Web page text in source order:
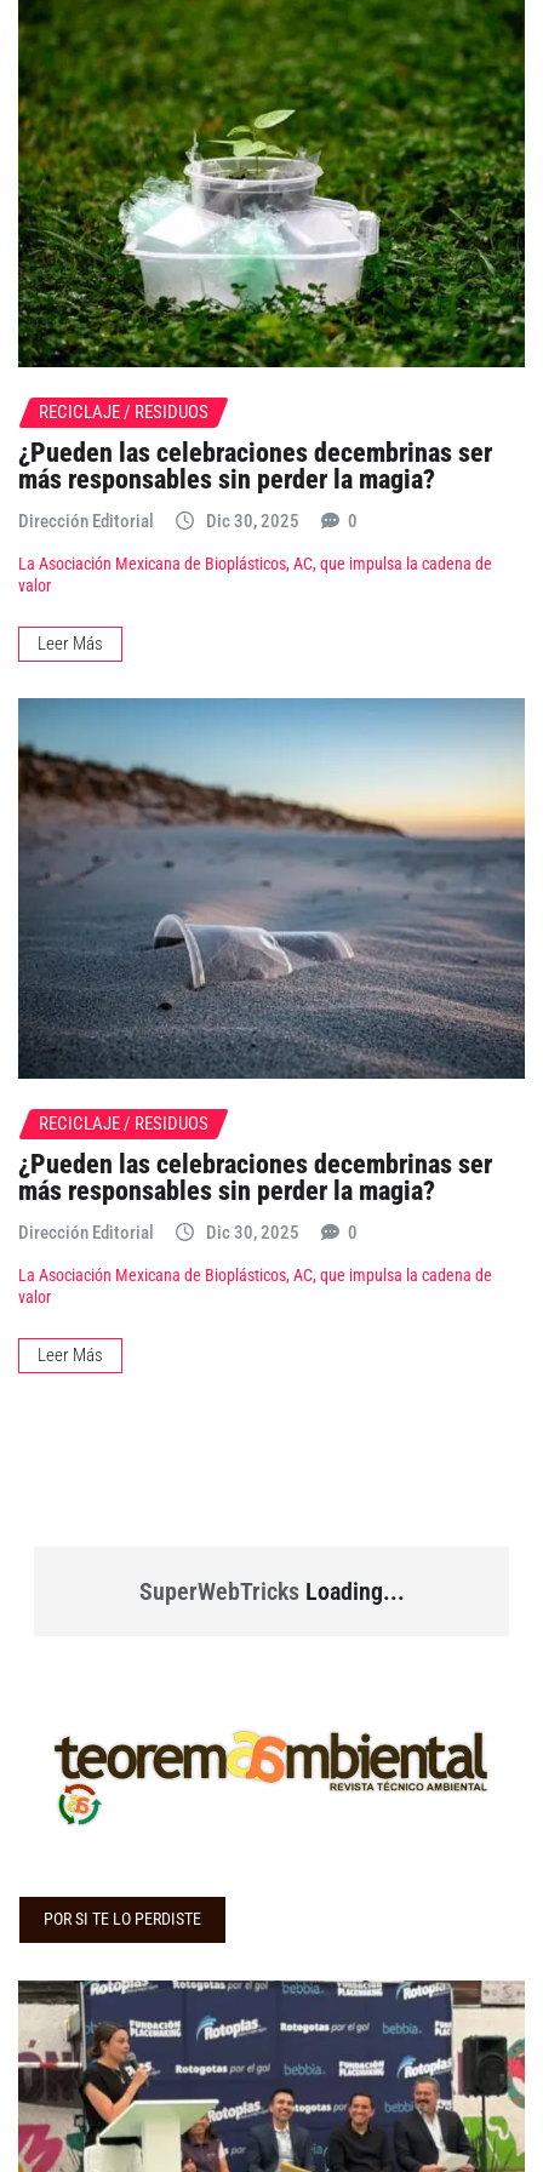
RECICLAJE / RESIDUOS
¿Pueden las celebraciones decembrinas ser
más responsables sin perder la magia?
Dirección Editorial Dic 30, 2025 0
La Asociación Mexicana de Bioplásticos, AC, que impulsa la cadena de
valor
Leer Más
RECICLAJE / RESIDUOS
¿Pueden las celebraciones decembrinas ser
más responsables sin perder la magia?
Dirección Editorial Dic 30, 2025 0
La Asociación Mexicana de Bioplásticos, AC, que impulsa la cadena de
valor
Leer Más
SuperWebTricksLoading...
POR SI TE LO PERDISTE